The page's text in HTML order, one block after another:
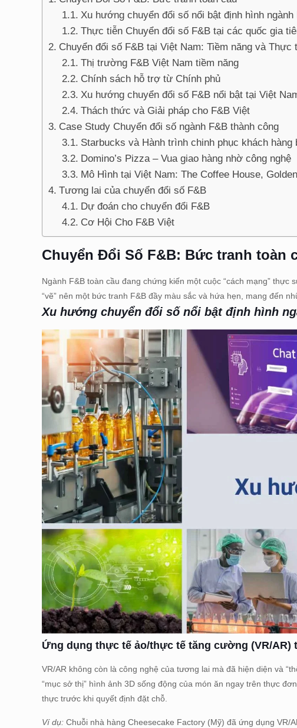
Xu hướng chuyển đổi số nổi bật định hình ngành
Thực tiễn Chuyển đổi số F&B tại các quốc gia
Chuyển đổi số F&B tại Việt Nam: Tiềm năng và Thực
Thị trường F&B Việt Nam tiềm năng
Chính sách hỗ trợ từ Chính phủ
Xu hướng chuyển đổi số F&B nổi bật tại Việt
Thách thức và Giải pháp cho F&B Việt
Case Study Chuyển đổi số ngành F&B thành công
Starbucks và Hành trình chinh phục khách hàng
Domino’s Pizza – Vua giao hàng nhờ công nghệ
Mô Hình tại Việt Nam: The Coffee House,
Tương lai của chuyển đổi số F&B
Dự đoán cho chuyển đổi F&B
Cơ Hội Cho F&B Việt
Chuyển Đổi Số F&B: Bức tranh toàn
Ngành F&B toàn cầu đang chứng kiến một cuộc “cách mạng”
“vẽ” nên một bức tranh F&B đầy màu sắc và hứa hẹn, mang đến
Xu hướng chuyển đổi số nổi bật định hình
Ứng dụng thực tế ảo/thực tế tăng cường (VR/AR)
VR/AR không còn là công nghệ của tương lai mà đã hiện diện và
“mục sở thị” hình ảnh 3D sống động của món ăn ngay trên thực
thực trước khi quyết định đặt chỗ.
Ví dụ: Chuỗi nhà hàng Cheesecake Factory (Mỹ) đã ứng dụng